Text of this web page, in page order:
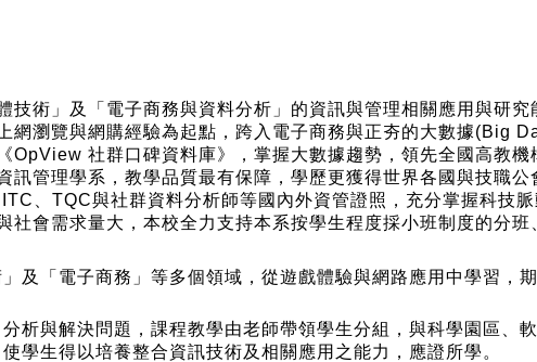
技術」及「電子商務與資料分析」的資訊與管理相關應用與研
網瀏覽與網購經驗為起點，跨入電子商務與正夯的大數據(Big
OpView 社群口碑資料庫》，掌握大數據趨勢，領先全國高教
訊管理學系，教學品質最有保障，學歷更獲得世界各國與技職
、TQC與社群資料分析師等國內外資管證照，充分掌握科技
社會需求量大，本校全力支持本系按學生程度採小班制度的分
及「電子商務」等多個領域，從遊戲體驗與網路應用中學習，
析與解決問題，課程教學由老師帶領學生分組，與科學園區、
學生得以培養整合資訊技術及相關應用之能力，應證所學。